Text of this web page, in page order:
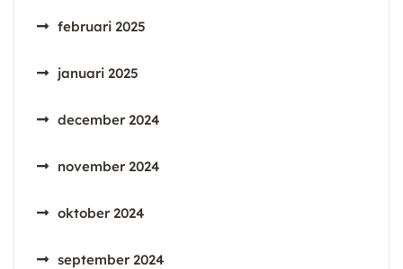
februari 2025
januari 2025
december 2024
november 2024
oktober 2024
september 2024